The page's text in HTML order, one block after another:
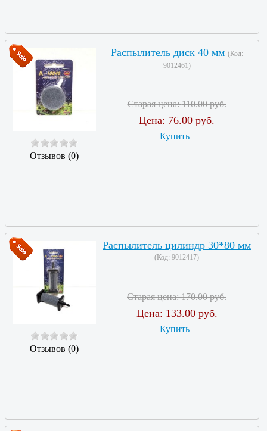
Отзывов (0)
Распылитель диск 40 мм (Код:
9012461)
Старая цена:110.00 руб.
Цена: 76.00 руб.
Купить
Отзывов (0)
Распылитель цилиндр 30*80 мм
(Код: 9012417)
Старая цена:170.00 руб.
Цена: 133.00 руб.
Купить